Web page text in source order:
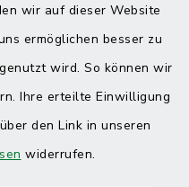
wir auf dieser Website
ermöglichen besser zu
wird. So können wir
Ihre erteilte Einwilligung
den Link in unseren
widerrufen.